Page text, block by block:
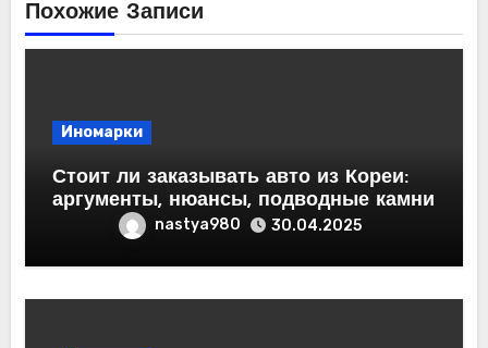
Похожие Записи
Иномарки
Стоит ли заказывать авто из Кореи:
аргументы, нюансы, подводные камни
nastya980 30.04.2025